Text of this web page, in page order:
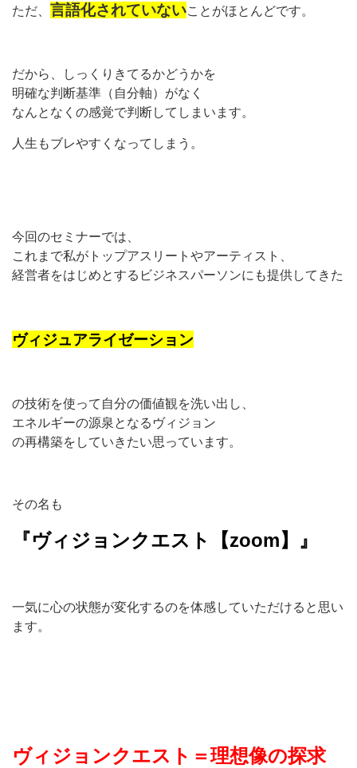
ただ、 言語化されていないことがほとんどです。
だから、しっくりきてるかどうかを
明確な判断基準（自分軸）がなく
なんとなくの感覚で判断してしまいます。
人生もブレやすくなってしまう。
今回のセミナーでは、
これまで私がトップアスリートやアーティスト、
経営者をはじめとするビジネスパーソンにも提供してきた
ヴィジュアライゼーション
の技術を使って自分の価値観を洗い出し、
エネルギーの源泉となるヴィジョン
の再構築をしていきたい思っています。
その名も
『ヴィジョンクエスト【zoom】』
一気に心の状態が変化するのを体感していただけると思い
ます。
ヴィジョンクエスト＝理想像の探求